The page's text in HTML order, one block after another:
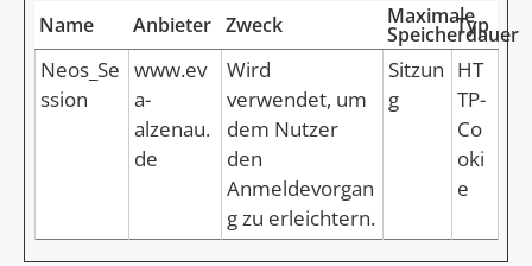
Name Anbieter Zweck Maximale
Speicherdauer
Typ
Neos_Se
ssion
www.ev
a-
alzenau.
de
Wird
verwendet, um
dem Nutzer
den
Anmeldevorgan
g zu erleichtern.
Sitzun
g
HT
TP-
Co
oki
e